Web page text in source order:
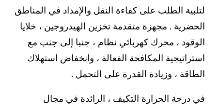
لتلبية الطلب على كفاءة النقل والإمداد في المناطق
الحضرية . مجهزة متقدمة تخزين الهيدروجين ، خلايا
الوقود ، محرك كهربائي نظام ، جنبا إلى جنب مع
استراتيجية المكافحة الفعالة ، وانخفاض استهلاك
الطاقة ، وزيادة القدرة على التحمل .
في درجة الحرارة التكيف ، الرائدة في مجال